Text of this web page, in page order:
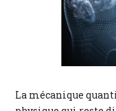
La mécanique